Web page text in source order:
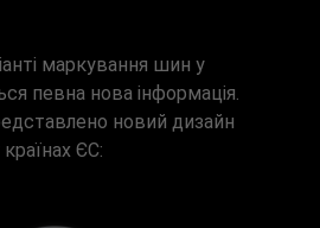
маркування шин у
певна нова інформація.
новий дизайн
ЄС: